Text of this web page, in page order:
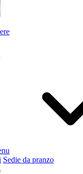
Sedie da pranzo